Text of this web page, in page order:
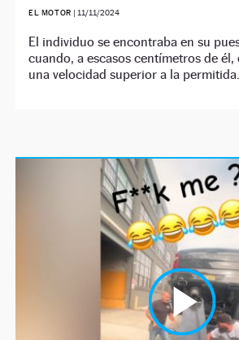
EL MOTOR | 11/11/2024
El individuo se encontraba en su
cuando, a escasos centímetros de él,
una velocidad superior a la permitida.